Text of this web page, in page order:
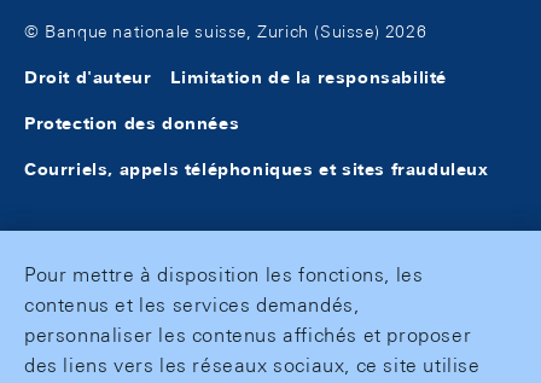
© Banque nationale suisse, Zurich (Suisse) 2026
Droit d'auteur Limitation de la responsabilité
Protection des données
Courriels, appels téléphoniques et sites frauduleux
Pour mettre à disposition les fonctions, les
contenus et les services demandés,
personnaliser les contenus affichés et proposer
des liens vers les réseaux sociaux, ce site utilise